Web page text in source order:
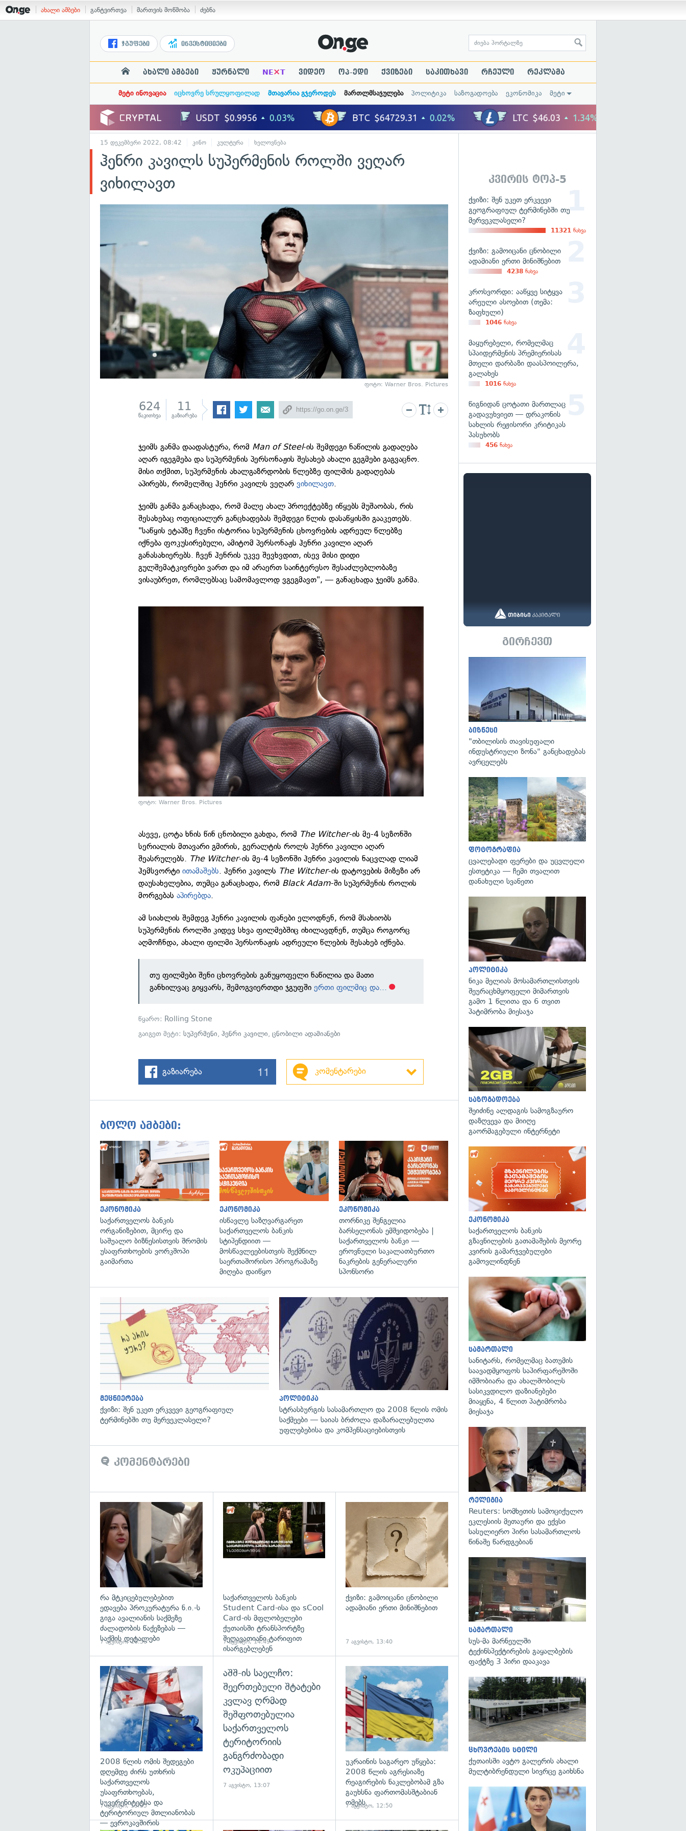
ახალი ამბები განტვირთვა მართვის მოწმობა ძებნა
ჯგუფები ინვესტიციები
ახალი ამბები ჟურნალი NE×T ვიდეო ოპ-ედი ქვიზები საკითხავი რჩეული რეკლამა
მეტი ინოვაცია იცხოვრე სრულყოფილად მთავარია გჯეროდეს მართლმსაჯულება პოლიტიკა საზოგადოება ეკონომიკა მეტი
15 დეკემბერი 2022, 08:42 კინო კულტურა ხელოვნება
ჰენრი კავილს სუპერმენის როლში ვეღარ
ვიხილავთ
ფოტო: Warner Bros. Pictures
624
წაკითხვა
11
გაზიარება
ჯეიმს განმა დაადასტურა, რომ Man of Steel-ის შემდეგი ნაწილის გადაღება
აღარ იგეგმება და სუპერმენის პერსონაჟის შესახებ ახალი გეგმები გაგვაცნო.
მისი თქმით, სუპერმენის ახალგაზრდობის წლებზე ფილმის გადაღებას
აპირებს, რომელშიც ჰენრი კავილს ვეღარვიხილავთ.
ჯეიმს განმა განაცხადა, რომ მალე ახალ პროექტებზე იწყებს მუშაობას, რის
შესახებაც ოფიციალურ განცხადებას შემდეგი წლის დასაწყისში გააკეთებს.
"საწყის ეტაპზე ჩვენი ისტორია სუპერმენის ცხოვრების ადრეულ წლებზე
იქნება ფოკუსირებული, ამიტომ პერსონაჟს ჰენრი კავილი აღარ
განასახიერებს. ჩვენ ჰენრის უკვე შევხვდით, ისევ მისი დიდი
გულშემატკივრები ვართ და იმ არაერთ საინტერესო შესაძლებლობაზე
ვისაუბრეთ, რომლებსაც სამომავლოდ ვგეგმავთ", — განაცხადა ჯეიმს განმა.
ფოტო: Warner Bros. Pictures
ასევე, ცოტა ხნის წინ ცნობილი გახდა, რომ The Witcher-ის მე-4 სეზონში
სერიალის მთავარი გმირის, გერალტის როლს ჰენრი კავილი აღარ
შეასრულებს. The Witcher-ის მე-4 სეზონში ჰენრი კავილის ნაცვლად ლიამ
ჰემსვორტიითამაშებს. ჰენრი კავილს The Witcher-ის დატოვების მიზეზი არ
დაუსახელებია, თუმცა განაცხადა, რომ Black Adam-ში სუპერმენის როლის
მორგებასაპირებდა.
ამ სიახლის შემდეგ ჰენრი კავილის ფანები ელოდნენ, რომ მსახიობს
სუპერმენის როლში კიდევ სხვა ფილმებშიც იხილავდნენ, თუმცა როგორც
აღმოჩნდა, ახალი ფილმი პერსონაჟის ადრეული წლების შესახებ იქნება.
თუ ფილმები შენი ცხოვრების განუყოფელი ნაწილია და მათი
განხილვაც გიყვარს, შემოგვიერთდი ჯგუფშიერთი ფილმიც და...
წყარო: Rolling Stone
გაიგეთ მეტი:სუპერმენი,ჰენრი კავილი,ცნობილი ადამიანები
გაზიარება 11 კომენტარები
ბოლო ამბები:
ეკონომიკა
საქართველოს ბანკის
ორგანიზებით, მცირე და
საშუალო ბიზნესისთვის შრომის
უსაფრთხოების ვორკშოპი
გაიმართა
ეკონომიკა
ისწავლე საზღვარგარეთ
საქართველოს ბანკის
სტიპენდიით —
მოსწავლეებისთვის შექმნილ
საერთაშორისო პროგრამაზე
მიღება დაიწყო
ეკონომიკა
თორნიკე შენგელია
ბარსელონას ემშვიდობება |
საქართველოს ბანკი —
ეროვნული საკალათბურთო
ნაკრების გენერალური
სპონსორი
მეცნიერება
ქვიზი: შენ უკეთ ერკვევი გეოგრაფიულ
ტერმინებში თუ მერვეკლასელი?
გადახედვა
პოლიტიკა
სტრასბურგის სასამართლო და 2008 წლის ომის
საქმეები — საიას ბრძოლა დაზარალებულთა
უფლებებისა და კომპენსაციებისთვის
კომენტარები
გადახედვა
რა მტკიცებულებებით
ედავება პროკურატურა ნ.ი.-ს
გიგა ავალიანის საქმეზე
ძალადობის წაქეზებას —
საქმის დეტალები
7 აგვისტო, 16:50
საქართველოს ბანკის
Student Card-ისა და sCool
Card-ის მფლობელები
ქუთაისში ტრანსპორტზე
შეღავათიანი ტარიფით
ისარგებლებენ
7 აგვისტო, 14:49
ქვიზი: გამოიცანი ცნობილი
ადამიანი ერთი მინიშნებით
7 აგვისტო, 13:40
გადახედვა
2008 წლის ომის შედეგები
დღემდე ძირს უთხრის
საქართველოს
უსაფრთხოებას,
სუვერენიტეტსა და
ტერიტორიულ მთლიანობას
— ევროკავშირის
7 აგვისტო, 13:35
აშშ-ის საელჩო:
შეერთებული შტატები
კვლავ ღრმად
შეშფოთებულია
საქართველოს
ტერიტორიის
განგრძობადი
ოკუპაციით
7 აგვისტო, 13:07
გადახედვა
უკრაინის საგარეო უწყება:
2008 წლის აგრესიაზე
რეაგირების ნაკლებობამ გზა
გაუხსნა ფართომასშტაბიან
ომებს
7 აგვისტო, 12:50
კვირის ტოპ-5
ქვიზი: შენ უკეთ ერკვევი
გეოგრაფიულ ტერმინებში თუ
მერვეკლასელი?
11321 ნახვა
ქვიზი: გამოიცანი ცნობილი
ადამიანი ერთი მინიშნებით
4238 ნახვა
კროსვორდი: ააწყვე სიტყვა
არეული ასოებით (თემა:
ზაფხული)
1046 ნახვა
მაყურებელი, რომელმაც
სპაიდერმენის პრემიერისას
მთელი დარბაზი დაასპოილერა,
გალახეს
1016 ნახვა
წიგნიდან ცოტათი მართლაც
გადავუხვიეთ — დრაკონის
სახლის რეჟისორი კრიტიკას
პასუხობს
456 ნახვა
გირჩევთ
ბიზნესი
"თბილისის თავისუფალი
ინდუსტრიული ზონა" განცხადებას
ავრცელებს
ფოტოგრაფია
ცვალებადი ფერები და უცვლელი
ესთეტიკა — ჩემი თვალით
დანახული სვანეთი
პოლიტიკა
ნიკა მელიას მოსამართლისთვის
შეურაცხმყოფელი მიმართვის
გამო 1 წლითა და 6 თვით
პატიმრობა მიესაჯა
საზოგადოება
შეიძინე ალდაგის სამოგზაურო
დაზღვევა და მიიღე
გაორმაგებული ინტერნეტი
ეკონომიკა
საქართველოს ბანკის
გზავნილების გათამაშების მეორე
კვირის გამარჯვებულები
გამოვლინდნენ
სამართალი
სანიტარს, რომელმაც ბათუმის
საავადმყოფოს საპირფარეშოში
იმშობიარა და ახალშობილს
სასიკვდილო დაზიანებები
მიაყენა, 4 წლით პატიმრობა
მიესაჯა
რელიგია
Reuters: სომხეთის სამოციქულო
ეკლესიის მეთაური და ექვსი
სასულიერო პირი სასამართლოს
წინაშე წარდგებიან
სამართალი
სუს-მა მარნეულში
ტექინსპექტირების გაყალბების
ფაქტზე 3 პირი დააკავა
ცხოვრების სტილი
ქუთაისში ავტო გალერის ახალი
მულტიბრენდული სივრცე გაიხსნა